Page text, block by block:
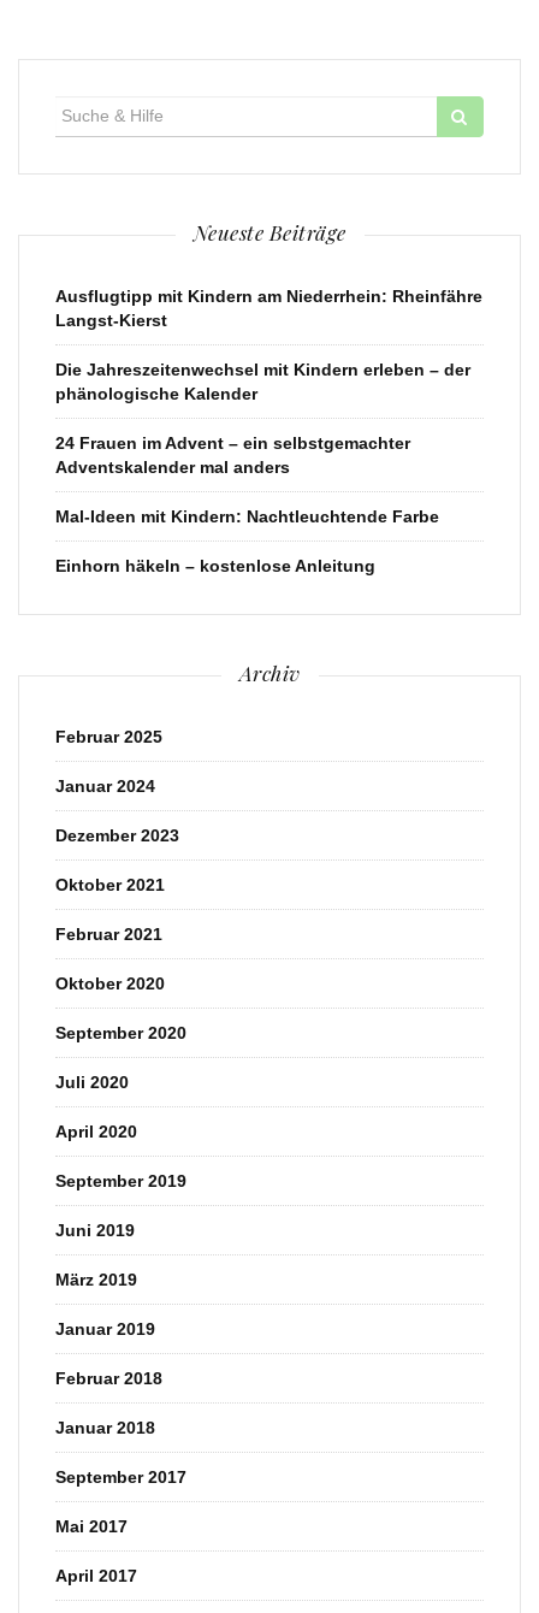
Neueste Beiträge
Ausflugtipp mit Kindern am Niederrhein: Rheinfähre
Langst-Kierst
Die Jahreszeitenwechsel mit Kindern erleben – der
phänologische Kalender
24 Frauen im Advent – ein selbstgemachter
Adventskalender mal anders
Mal-Ideen mit Kindern: Nachtleuchtende Farbe
Einhorn häkeln – kostenlose Anleitung
Archiv
Februar 2025
Januar 2024
Dezember 2023
Oktober 2021
Februar 2021
Oktober 2020
September 2020
Juli 2020
April 2020
September 2019
Juni 2019
März 2019
Januar 2019
Februar 2018
Januar 2018
September 2017
Mai 2017
April 2017